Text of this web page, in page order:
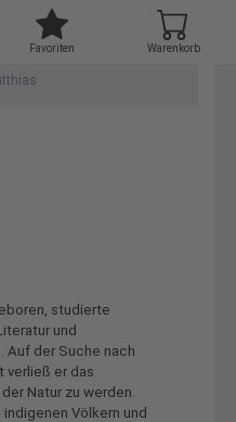
Favoriten Warenkorb
studierte
und
Auf der Suche nach
verließ er das
Natur zu werden.
Völkern und